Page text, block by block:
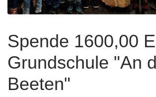
Spende 1600,00
Grundschule "An
Beeten"